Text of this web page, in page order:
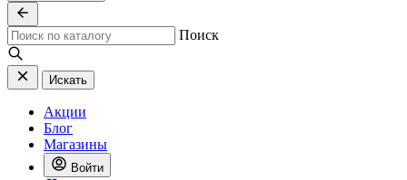
Поиск
Искать
Акции
Блог
Магазины
Войти